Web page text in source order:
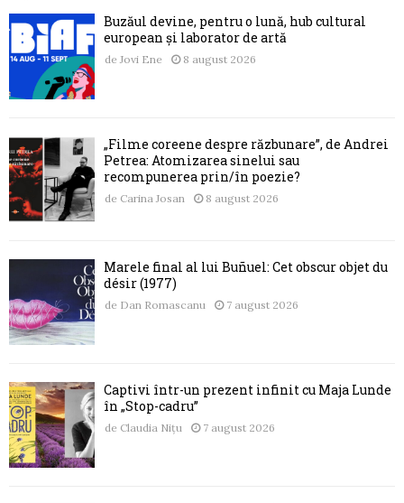
Buzăul devine, pentru o lună, hub cultural
european și laborator de artă
de Jovi Ene 8 august 2026
„Filme coreene despre răzbunare”, de Andrei
Petrea: Atomizarea sinelui sau
recompunerea prin/în poezie?
de Carina Josan 8 august 2026
Marele final al lui Buñuel: Cet obscur objet du
désir (1977)
de Dan Romascanu 7 august 2026
Captivi într-un prezent infinit cu Maja Lunde
în „Stop-cadru”
de Claudia Nițu 7 august 2026